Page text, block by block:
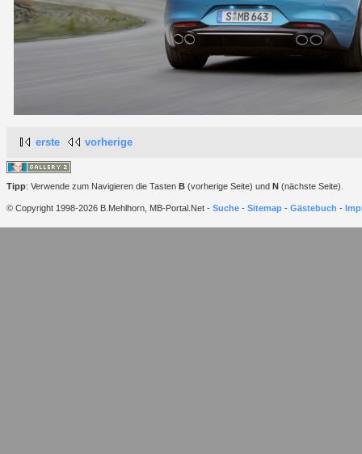
erste vorherige
Tipp: Verwende zum Navigieren die Tasten B (vorherige Seite) und N (nächste Seite).
© Copyright 1998-2026 B.Mehlhorn, MB-Portal.Net - Suche - Sitemap - Gästebuch -